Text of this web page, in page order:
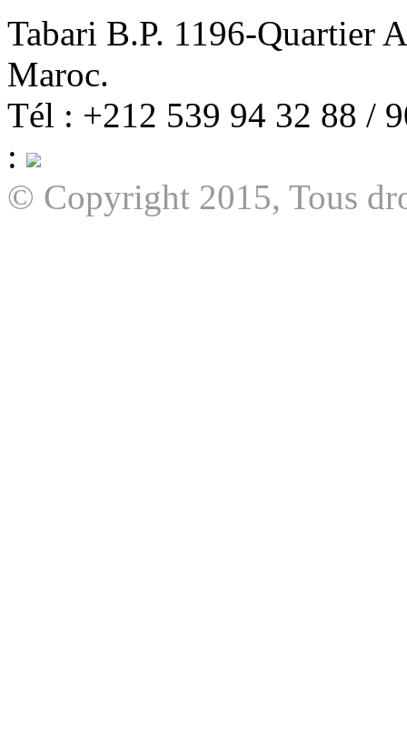
Tabari B.P. 1196-Quartier
Maroc.
Tél : +212 539 94 32 88 /
:
© Copyright 2015, Tous